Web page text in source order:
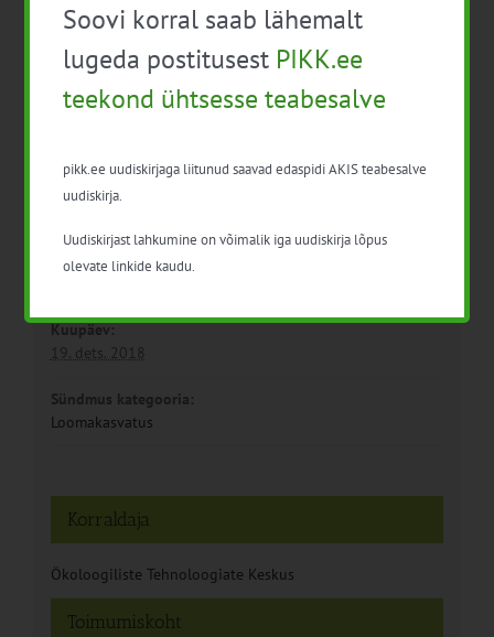
majandusnäitajatest
Detailid
Kuupäev:
19. dets. 2018
Sündmus kategooria:
Loomakasvatus
Toimumiskoht
Korraldaja
Ökoloogiliste Tehnoloogiate Keskus
Soovi korral saab lähemalt
lugeda postitusest PIKK.ee
teekond ühtsesse teabesalve
pikk.ee uudiskirjaga liitunud saavad edaspidi AKIS teabesalve
uudiskirja.
Uudiskirjast lahkumine on võimalik iga uudiskirja lõpus
olevate linkide kaudu.